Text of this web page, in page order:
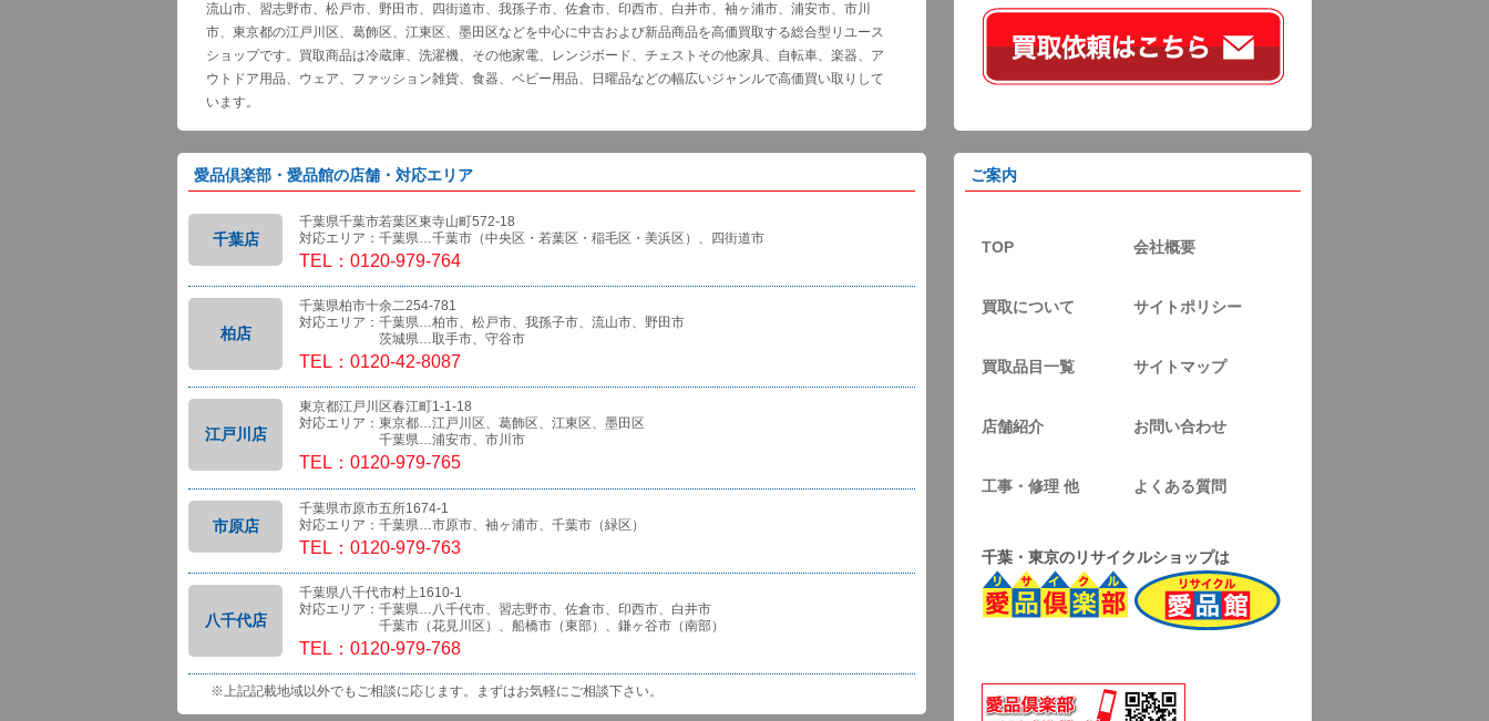
流山市、習志野市、松戸市、野田市、四街道市、我孫子市、佐倉市、印西市、白井市、袖ヶ浦市、浦安市、市川
市、東京都の江戸川区、葛飾区、江東区、墨田区などを中心に中古および新品商品を高価買取する総合型リユース
ショップです。買取商品は冷蔵庫、洗濯機、その他家電、レンジボード、チェストその他家具、自転車、楽器、ア
ウトドア用品、ウェア、ファッション雑貨、食器、ベビー用品、日曜品などの幅広いジャンルで高価買い取りして
います。
愛品倶楽部・愛品館の店舗・対応エリア
千葉店
千葉県千葉市若葉区東寺山町572-18
対応エリア：千葉県…千葉市（中央区・若葉区・稲毛区・美浜区）、四街道市
TEL：0120-979-764
柏店
千葉県柏市十余二254-781
対応エリア：千葉県…柏市、松戸市、我孫子市、流山市、野田市
茨城県…取手市、守谷市
TEL：0120-42-8087
江戸川店
東京都江戸川区春江町1-1-18
対応エリア：東京都…江戸川区、葛飾区、江東区、墨田区
千葉県…浦安市、市川市
TEL：0120-979-765
市原店
千葉県市原市五所1674-1
対応エリア：千葉県…市原市、袖ヶ浦市、千葉市（緑区）
TEL：0120-979-763
八千代店
千葉県八千代市村上1610-1
対応エリア：千葉県…八千代市、習志野市、佐倉市、印西市、白井市
千葉市（花見川区）、船橋市（東部）、鎌ヶ谷市（南部）
TEL：0120-979-768
※上記記載地域以外でもご相談に応じます。まずはお気軽にご相談下さい。
ご案内
TOP 会社概要
買取について サイトポリシー
買取品目一覧 サイトマップ
店舗紹介 お問い合わせ
工事・修理 他 よくある質問
千葉・東京のリサイクルショップは